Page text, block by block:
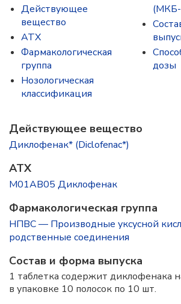
Действующее
вещество
ATX
Фармакологическая
группа
Нозологическая
классификация
дозы
Действующее вещество
Диклофенак* (Diclofenac*)
ATX
M01AB05 Диклофенак
Фармакологическая группа
НПВС — Производные уксусной
родственные соединения
Состав и форма выпускa
1 таблетка содержит диклофенака
в упаковке 10 полосок по 10 шт.